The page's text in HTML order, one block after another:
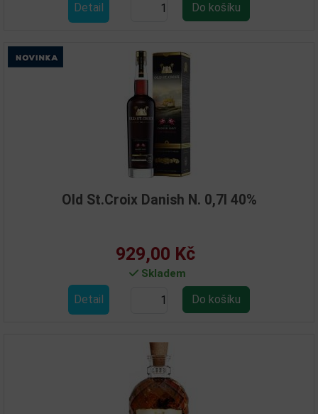
Detail
Old St.Croix Danish N. 0,7l 40%
929,00 Kč
Skladem
Detail